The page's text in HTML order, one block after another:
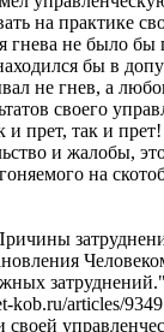
на практике
гнева не было
бы в
не гнев, а
своего
и прет, так и
и жалобы,
на
затруднений."
kob.ru/articles/